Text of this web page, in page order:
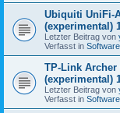
Ubiquiti UniFi-
(experimental)
Letzter Beitrag von
Verfasst in Software
TP-Link Archer
(experimental)
Letzter Beitrag von
Verfasst in Software